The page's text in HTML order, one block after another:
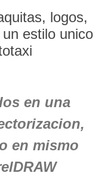
logos,
estilo unico
en una
en mismo